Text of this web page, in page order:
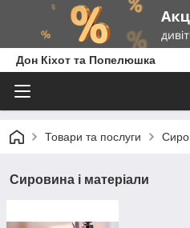
Дон Кіхот та Попелюшка
Товари та послуги
Сировина і матеріали